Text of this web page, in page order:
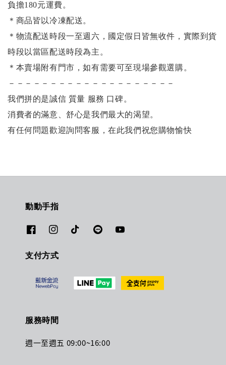
負擔180元運費。
＊商品皆以冷凍配送。
＊物流配送時段一至週六，國定假日皆無收件，實際到貨
時段以當區配送時段為主。
＊本賣場附有門市，如有需要可至現場參觀選購。
－－－－－－－－－－－－－－－－－－－－
我們拼的是誠信 質量 服務 口碑。
消費者的滿意、舒心是我們最大的渴望。
有任何問題歡迎詢問客服，在此我們祝您購物愉快
動動手指
支付方式
服務時間
週一至週五 09:00~16:00